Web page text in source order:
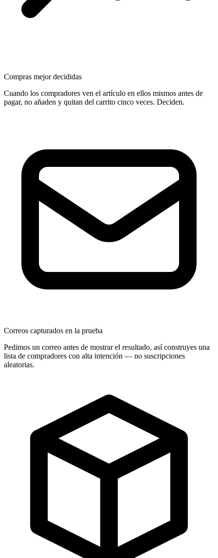
Compras mejor decididas
Cuando los compradores ven el artículo en ellos mismos antes de
pagar, no añaden y quitan del carrito cinco veces. Deciden.
Correos capturados en la prueba
Pedimos un correo antes de mostrar el resultado, así construyes una
lista de compradores con alta intención — no suscripciones
aleatorias.